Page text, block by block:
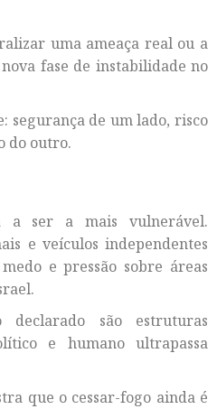
uma ameaça real ou a
fase de instabilidade no
segurança de um lado, risco
do outro.
a ser a mais vulnerável.
e veículos independentes
e pressão sobre áreas
são estruturas
e humano ultrapassa
que o cessar-fogo ainda é